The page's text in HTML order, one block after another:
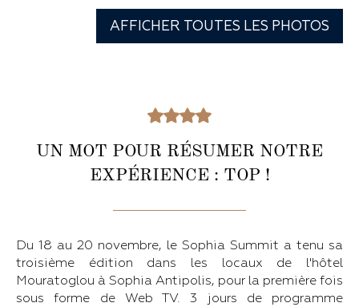
AFFICHER TOUTES LES PHOTOS
UN MOT POUR RÉSUMER NOTRE
EXPÉRIENCE : TOP !
Du 18 au 20 novembre, le Sophia Summit a tenu sa
troisième édition dans les locaux de l'hôtel
Mouratoglou à Sophia Antipolis, pour la première fois
sous forme de Web TV. 3 jours de programme